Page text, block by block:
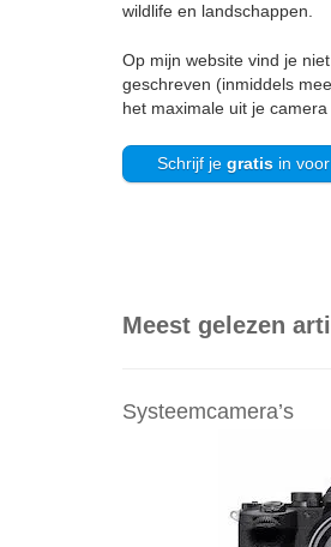
wildlife en landschappen.
Op mijn website vind je
geschreven (inmiddels
het maximale uit je camera
Schrijf je gratis in
Meest gelezen
Systeemcamera’s